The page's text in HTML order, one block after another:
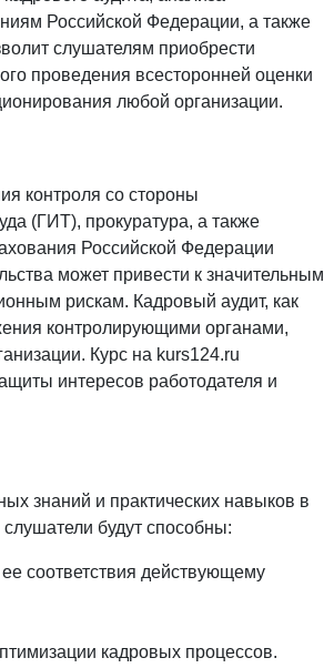
Российской Федерации, а также
слушателям приобрести
проведения всесторонней оценки
любой организации.
контроля со стороны
(ГИТ), прокуратура, а также
Российской Федерации
может привести к значительным
рискам. Кадровый аудит, как
контролирующими органами,
Курс на kurs124.ru
интересов работодателя и
знаний и практических навыков в
слушатели будут способны:
соответствия действующему
кадровых процессов.